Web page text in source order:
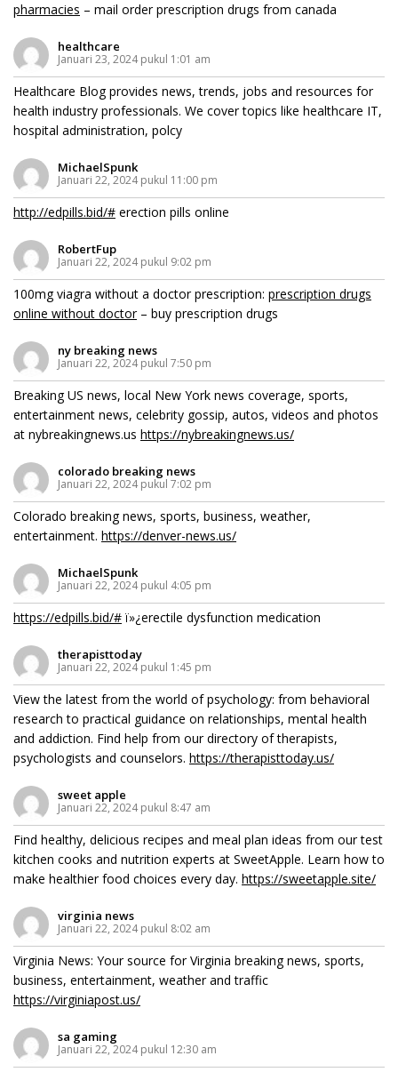
pharmacies – mail order prescription drugs from canada
healthcare
Januari 23, 2024 pukul 1:01 am
Healthcare Blog provides news, trends, jobs and resources for
health industry professionals. We cover topics like healthcare IT,
hospital administration, polcy
MichaelSpunk
Januari 22, 2024 pukul 11:00 pm
http://edpills.bid/# erection pills online
RobertFup
Januari 22, 2024 pukul 9:02 pm
100mg viagra without a doctor prescription: prescription drugs
online without doctor– buy prescription drugs
ny breaking news
Januari 22, 2024 pukul 7:50 pm
Breaking US news, local New York news coverage, sports,
entertainment news, celebrity gossip, autos, videos and photos
at nybreakingnews.us https://nybreakingnews.us/
colorado breaking news
Januari 22, 2024 pukul 7:02 pm
Colorado breaking news, sports, business, weather,
entertainment. https://denver-news.us/
MichaelSpunk
Januari 22, 2024 pukul 4:05 pm
https://edpills.bid/# ï»¿erectile dysfunction medication
therapisttoday
Januari 22, 2024 pukul 1:45 pm
View the latest from the world of psychology: from behavioral
research to practical guidance on relationships, mental health
and addiction. Find help from our directory of therapists,
psychologists and counselors. https://therapisttoday.us/
sweet apple
Januari 22, 2024 pukul 8:47 am
Find healthy, delicious recipes and meal plan ideas from our test
kitchen cooks and nutrition experts at SweetApple. Learn how to
make healthier food choices every day. https://sweetapple.site/
virginia news
Januari 22, 2024 pukul 8:02 am
Virginia News: Your source for Virginia breaking news, sports,
business, entertainment, weather and traffic
https://virginiapost.us/
sa gaming
Januari 22, 2024 pukul 12:30 am